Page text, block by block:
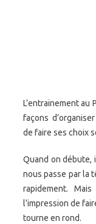
L’entrainement au
façons
de faire ses choix
Quand on débute,
nous passe par la
rapidement.
l’impression de
tourne en rond.